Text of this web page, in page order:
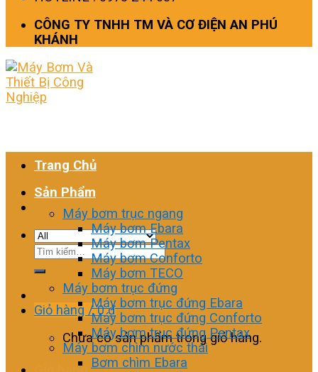
CÔNG TY TNHH TM VÀ CƠ ĐIỆN AN PHÚ
KHÁNH
Tìm
Giỏ hàng /0₫
Chưa có sản phẩm trong giỏ hàng.
Trang Chủ
Sản Phẩm
Máy bơm trục ngang
Máy bơm Ebara
Máy bơm Pentax
Máy bơm Conforto
Máy bơm TECO
Máy bơm trục đứng
Máy bơm trục đứng Ebara
Máy bơm trục đứng Conforto
Máy bơm trục đứng Pentax
Máy bơm chìm nước thải
Bơm chìm Ebara